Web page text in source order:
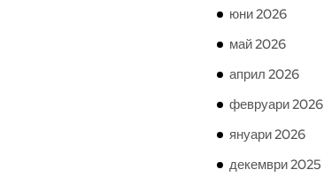
юни 2026
май 2026
април 2026
февруари 2026
януари 2026
декември 2025